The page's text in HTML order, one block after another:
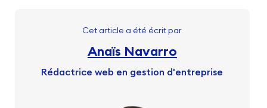
Cet article a été écrit par
Anaïs Navarro
Rédactrice web en gestion d'entreprise